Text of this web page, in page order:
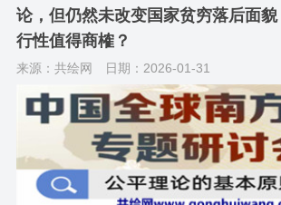
论，但仍然未改变国家贫穷落后面
行性值得商榷？
来源：共绘网 日期：2026-01-31